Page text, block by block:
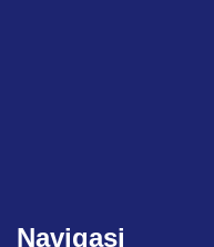
Navigasi